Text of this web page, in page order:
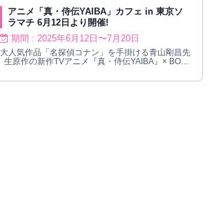
開、「ジャンプ」イラストが再販決定。
アニメ「真・侍伝YAIBA」カフェ in 東京ソ
ラマチ 6月12日より開催!
期間 : 2025年6月12日〜7月20日
大人気作品「名探偵コナン」を手掛ける青山剛昌先
生原作の新作TVアニメ『真・侍伝YAIBA』× BOX
日〜7月20日までコラボカフェが開催される。作品